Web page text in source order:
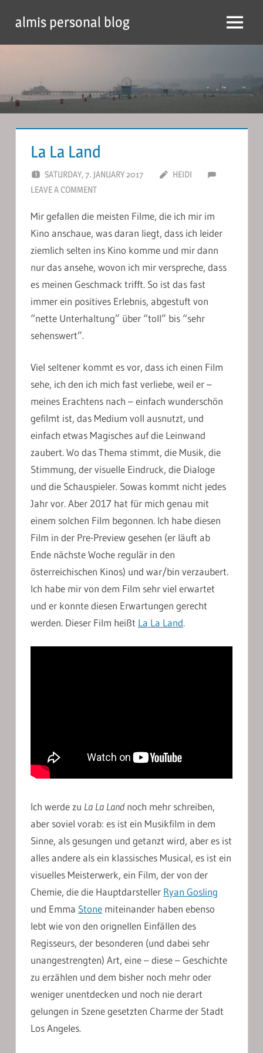
content
almis personal blog Menu
La La Land
SATURDAY, 7. JANUARY 2017
HEIDI
LEAVE A COMMENT
Mir gefallen die meisten Filme, die ich mir im
Kino anschaue, was daran liegt, dass ich leider
ziemlich selten ins Kino komme und mir dann
nur das ansehe, wovon ich mir verspreche, dass
es meinen Geschmack trifft. So ist das fast
immer ein positives Erlebnis, abgestuft von
“nette Unterhaltung” über “toll” bis “sehr
sehenswert”.
Viel seltener kommt es vor, dass ich einen Film
sehe, ich den ich mich fast verliebe, weil er –
meines Erachtens nach – einfach wunderschön
gefilmt ist, das Medium voll ausnutzt, und
einfach etwas Magisches auf die Leinwand
zaubert. Wo das Thema stimmt, die Musik, die
Stimmung, der visuelle Eindruck, die Dialoge
und die Schauspieler. Sowas kommt nicht jedes
Jahr vor. Aber 2017 hat für mich genau mit
einem solchen Film begonnen. Ich habe diesen
Film in der Pre-Preview gesehen (er läuft ab
Ende nächste Woche regulär in den
österreichischen Kinos) und war/bin verzaubert.
Ich habe mir von dem Film sehr viel erwartet
und er konnte diesen Erwartungen gerecht
werden. Dieser Film heißt La La Land.
Ich werde zu La La Land noch mehr schreiben,
aber soviel vorab: es ist ein Musikfilm in dem
Sinne, als gesungen und getanzt wird, aber es ist
alles andere als ein klassisches Musical, es ist ein
visuelles Meisterwerk, ein Film, der von der
Chemie, die die Hauptdarsteller Ryan Gosling
und Emma Stone miteinander haben ebenso
lebt wie von den orignellen Einfällen des
Regisseurs, der besonderen (und dabei sehr
unangestrengten) Art, eine – diese – Geschichte
zu erzählen und dem bisher noch mehr oder
weniger unentdecken und noch nie derart
gelungen in Szene gesetzten Charme der Stadt
Los Angeles.